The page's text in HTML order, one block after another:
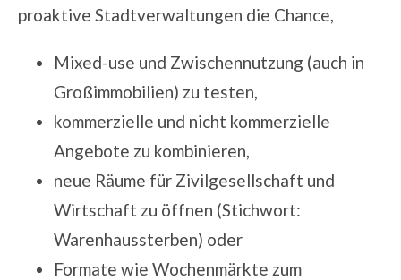
proaktive Stadtverwaltungen die Chance,
Mixed-use und Zwischennutzung (auch in
Großimmobilien) zu testen,
kommerzielle und nicht kommerzielle
Angebote zu kombinieren,
neue Räume für Zivilgesellschaft und
Wirtschaft zu öffnen (Stichwort:
Warenhaussterben) oder
Formate wie Wochenmärkte zum